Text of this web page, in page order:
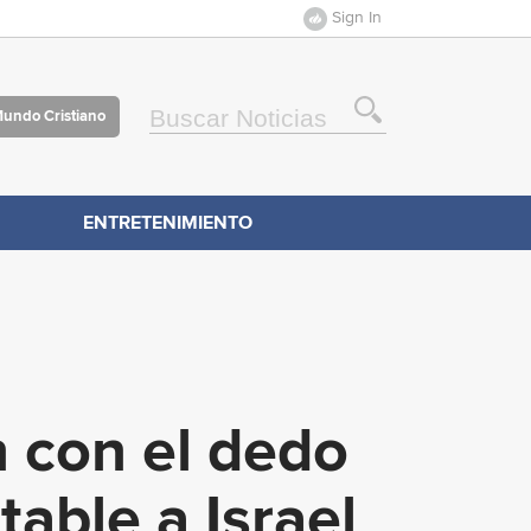
Sign In
Cristiano
ENTRETENIMIENTO
con el dedo